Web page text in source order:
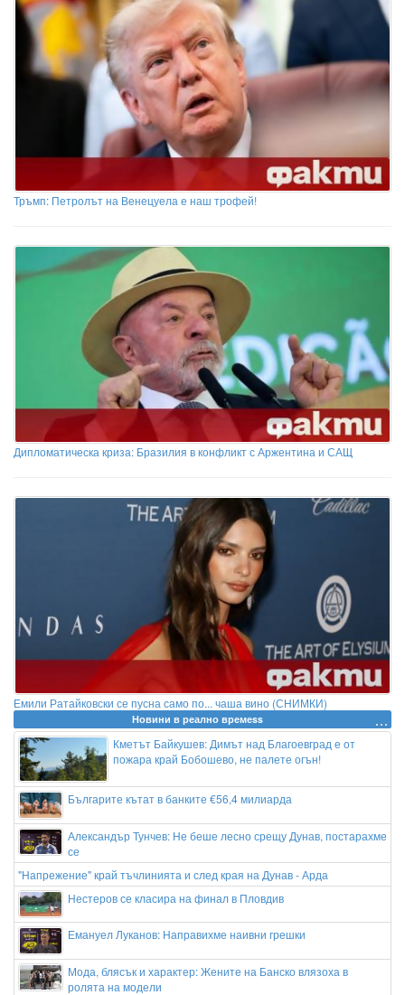
Тръмп: Петролът на Венецуела е наш трофей!
Дипломатическа криза: Бразилия в конфликт с Аржентина и САЩ
Емили Ратайковски се пусна само по... чаша вино (СНИМКИ)
Новини в реално времеss
Кметът Байкушев: Димът над Благоевград е от
пожара край Бобошево, не палете огън!
Българите кътат в банките €56,4 милиарда
Александър Тунчев: Не беше лесно срещу Дунав, постарахме
се
"Напрежение" край тъчлинията и след края на Дунав - Арда
Нестеров се класира на финал в Пловдив
Емануел Луканов: Направихме наивни грешки
Мода, блясък и характер: Жените на Банско влязоха в
ролята на модели